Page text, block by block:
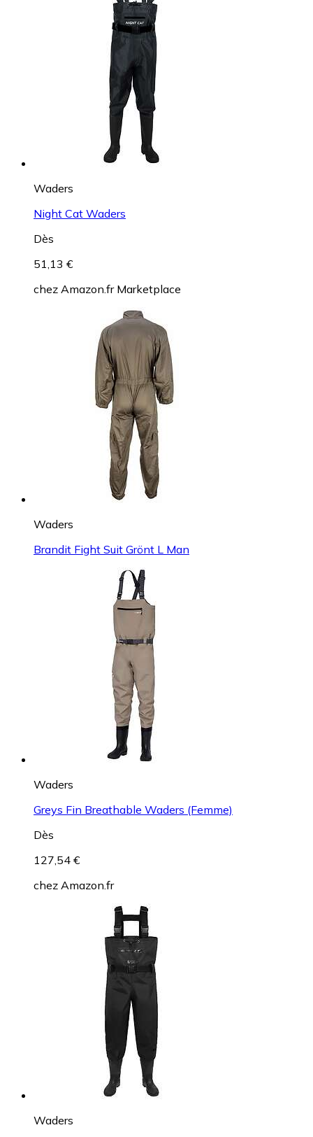
Waders
Night Cat Waders
Dès
51,13 €
chez Amazon.fr Marketplace
Waders
Brandit Fight Suit Grönt L Man
Waders
Greys Fin Breathable Waders (Femme)
Dès
127,54 €
chez Amazon.fr
Waders